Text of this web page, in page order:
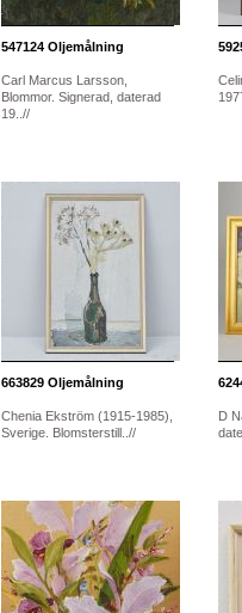
547124 Oljemålning
Carl Marcus Larsson,
Blommor. Signerad, daterad
19..//
663829 Oljemålning
Chenia Ekström (1915-1985),
Sverige. Blomsterstill..//
D